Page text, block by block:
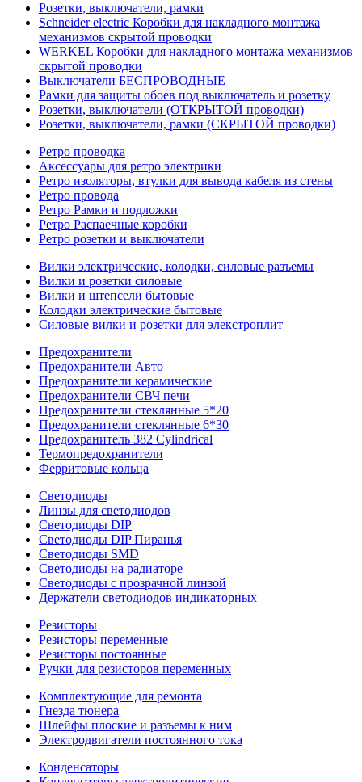
Розетки, выключатели, рамки
Schneider electric Коробки для накладного монтажа
механизмов скрытой проводки
WERKEL Коробки для накладного монтажа механизмов
скрытой проводки
Выключатели БЕСПРОВОДНЫЕ
Рамки для защиты обоев под выключатель и розетку
Розетки, выключатели (ОТКРЫТОЙ проводки)
Розетки, выключатели, рамки (СКРЫТОЙ проводки)
Ретро проводка
Аксессуары для ретро электрики
Ретро изоляторы, втулки для вывода кабеля из стены
Ретро провода
Ретро Рамки и подложки
Ретро Распаечные коробки
Ретро розетки и выключатели
Вилки электрические, колодки, силовые разъемы
Вилки и розетки силовые
Вилки и штепсели бытовые
Колодки электрические бытовые
Силовые вилки и розетки для элекстроплит
Предохранители
Предохранители Авто
Предохранители керамические
Предохранители СВЧ печи
Предохранители стеклянные 5*20
Предохранители стеклянные 6*30
Предохранитель 382 Cylindrical
Термопредохранители
Ферритовые кольца
Светодиоды
Линзы для светодиодов
Светодиоды DIP
Светодиоды DIP Пиранья
Светодиоды SMD
Светодиоды на радиаторе
Светодиоды с прозрачной линзой
Держатели светодиодов индикаторных
Резисторы
Резисторы переменные
Резисторы постоянные
Ручки для резисторов переменных
Комплектующие для ремонта
Гнезда тюнера
Шлейфы плоские и разъемы к ним
Электродвигатели постоянного тока
Конденсаторы